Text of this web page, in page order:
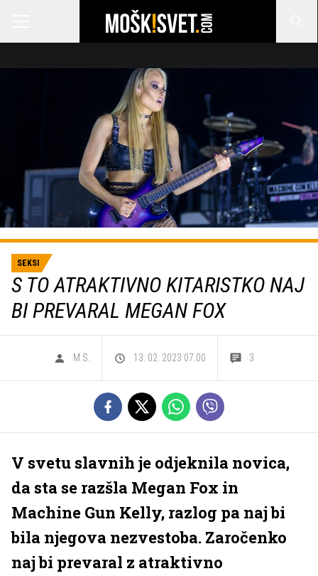
SEKSI
S TO ATRAKTIVNO KITARISTKO NAJ
BI PREVARAL MEGAN FOX
M.S. 13. 02. 2023 07.00 3
V svetu slavnih je odjeknila novica,
da sta se razšla Megan Fox in
Machine Gun Kelly, razlog pa naj bi
bila njegova nezvestoba. Zaročenko
naj bi prevaral z atraktivno